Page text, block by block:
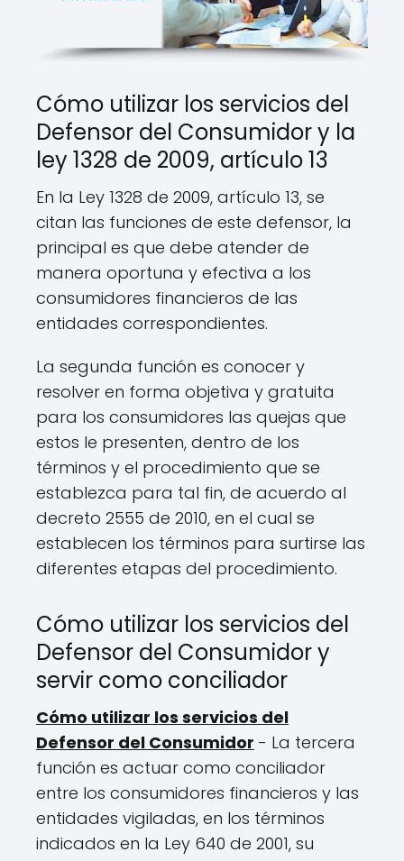
Cómo utilizar los servicios del
Defensor del Consumidor y la
ley 1328 de 2009, artículo 13
En la Ley 1328 de 2009, artículo 13, se
citan las funciones de este defensor, la
principal es que debe atender de
manera oportuna y efectiva a los
consumidores financieros de las
entidades correspondientes.
La segunda función es conocer y
resolver en forma objetiva y gratuita
para los consumidores las quejas que
estos le presenten, dentro de los
términos y el procedimiento que se
establezca para tal fin, de acuerdo al
decreto 2555 de 2010, en el cual se
establecen los términos para surtirse las
diferentes etapas del procedimiento.
Cómo utilizar los servicios del
Defensor del Consumidor y
servir como conciliador
Cómo utilizar los servicios del
Defensor del Consumidor - La tercera
función es actuar como conciliador
entre los consumidores financieros y las
entidades vigiladas, en los términos
indicados en la Ley 640 de 2001, su